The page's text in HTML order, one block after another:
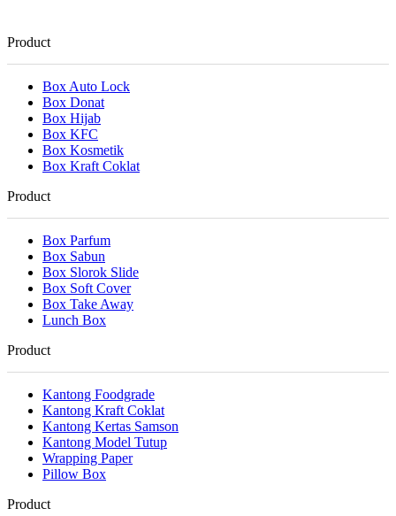
Product
Box Auto Lock
Box Donat
Box Hijab
Box KFC
Box Kosmetik
Box Kraft Coklat
Product
Box Parfum
Box Sabun
Box Slorok Slide
Box Soft Cover
Box Take Away
Lunch Box
Product
Kantong Foodgrade
Kantong Kraft Coklat
Kantong Kertas Samson
Kantong Model Tutup
Wrapping Paper
Pillow Box
Product